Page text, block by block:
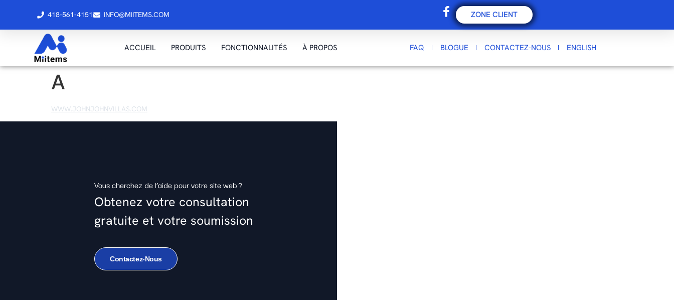
418-561-4151 INFO@MIITEMS.COM ZONE CLIENT
ACCUEIL PRODUITS FONCTIONNALITÉS À PROPOS FAQ BLOGUE CONTACTEZ-NOUS ENGLISH
A
WWW.JOHNJOHNVILLAS.COM
Vous cherchez de l’aide pour votre site web ?
Obtenez votre consultation
gratuite et votre soumission
Contactez-Nous